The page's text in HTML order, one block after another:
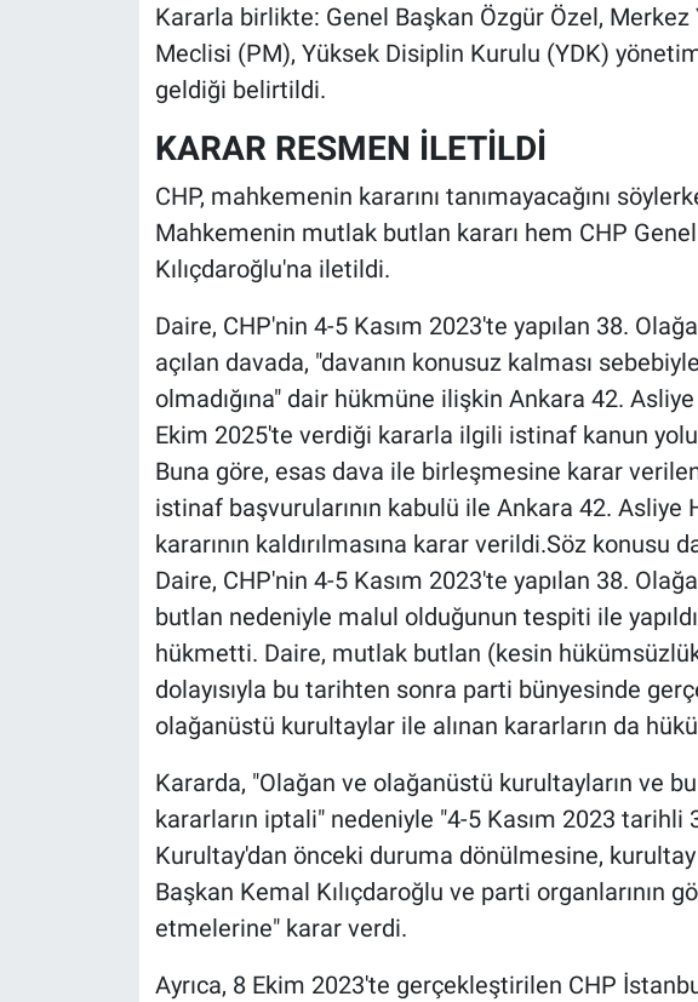
Kararla birlikte: Genel Başkan Özgür Özel,
Meclisi (PM), Yüksek Disiplin Kurulu (YDK)
geldiği belirtildi.
KARAR RESMEN İLETİLDİ
CHP, mahkemenin kararını tanımayacağını
Mahkemenin mutlak butlan kararı hem CHP
Kılıçdaroğlu'na iletildi.
Daire, CHP'nin 4-5 Kasım 2023'te yapılan 38.
açılan davada, "davanın konusuz kalması
olmadığına" dair hükmüne ilişkin Ankara 42.
Ekim 2025'te verdiği kararla ilgili istinaf kanun
Buna göre, esas dava ile birleşmesine karar
istinaf başvurularının kabulü ile Ankara 42.
kararının kaldırılmasına karar verildi.Söz konusu
Daire, CHP'nin 4-5 Kasım 2023'te yapılan 38.
butlan nedeniyle malul olduğunun tespiti ile
hükmetti. Daire, mutlak butlan (kesin
dolayısıyla bu tarihten sonra parti bünyesinde
olağanüstü kurultaylar ile alınan kararların da
Kararda, "Olağan ve olağanüstü kurultayların ve
kararların iptali" nedeniyle "4-5 Kasım 2023 tarihli
Kurultay'dan önceki duruma dönülmesine,
Başkan Kemal Kılıçdaroğlu ve parti organlarının
etmelerine" karar verdi.
Ayrıca, 8 Ekim 2023'te gerçekleştirilen CHP